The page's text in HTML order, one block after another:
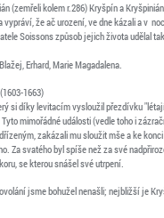
(zemřeli kolem r.286) Kryšpín a
vypráví, že ač urození, ve dne kázali a v
Soissons způsob jejich života udělal
Erhard, Marie Magadalena.
1663)
si díky levitacím vysloužil přezdívku
mimořádné události (vedle toho i
zakázali mu sloužit mše a ke
Za svatého byl spíše než za své
se kterou snášel své utrpení.
jsme bohužel nenašli; nejbližší je